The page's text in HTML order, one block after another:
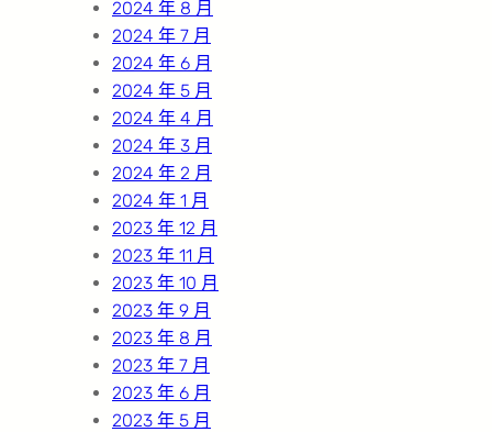
2024 年 8 月
2024 年 7 月
2024 年 6 月
2024 年 5 月
2024 年 4 月
2024 年 3 月
2024 年 2 月
2024 年 1 月
2023 年 12 月
2023 年 11 月
2023 年 10 月
2023 年 9 月
2023 年 8 月
2023 年 7 月
2023 年 6 月
2023 年 5 月